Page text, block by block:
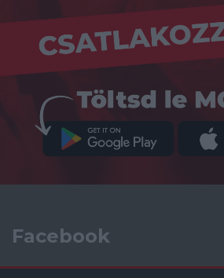
Facebook